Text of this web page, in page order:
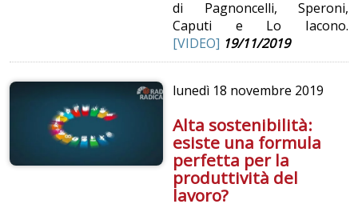
di Pagnoncelli, Speroni,
Caputi e Lo Iacono.
[VIDEO] 19/11/2019
lunedì 18 novembre 2019
Alta sostenibilità:
esiste una formula
perfetta per la
produttività del
lavoro?